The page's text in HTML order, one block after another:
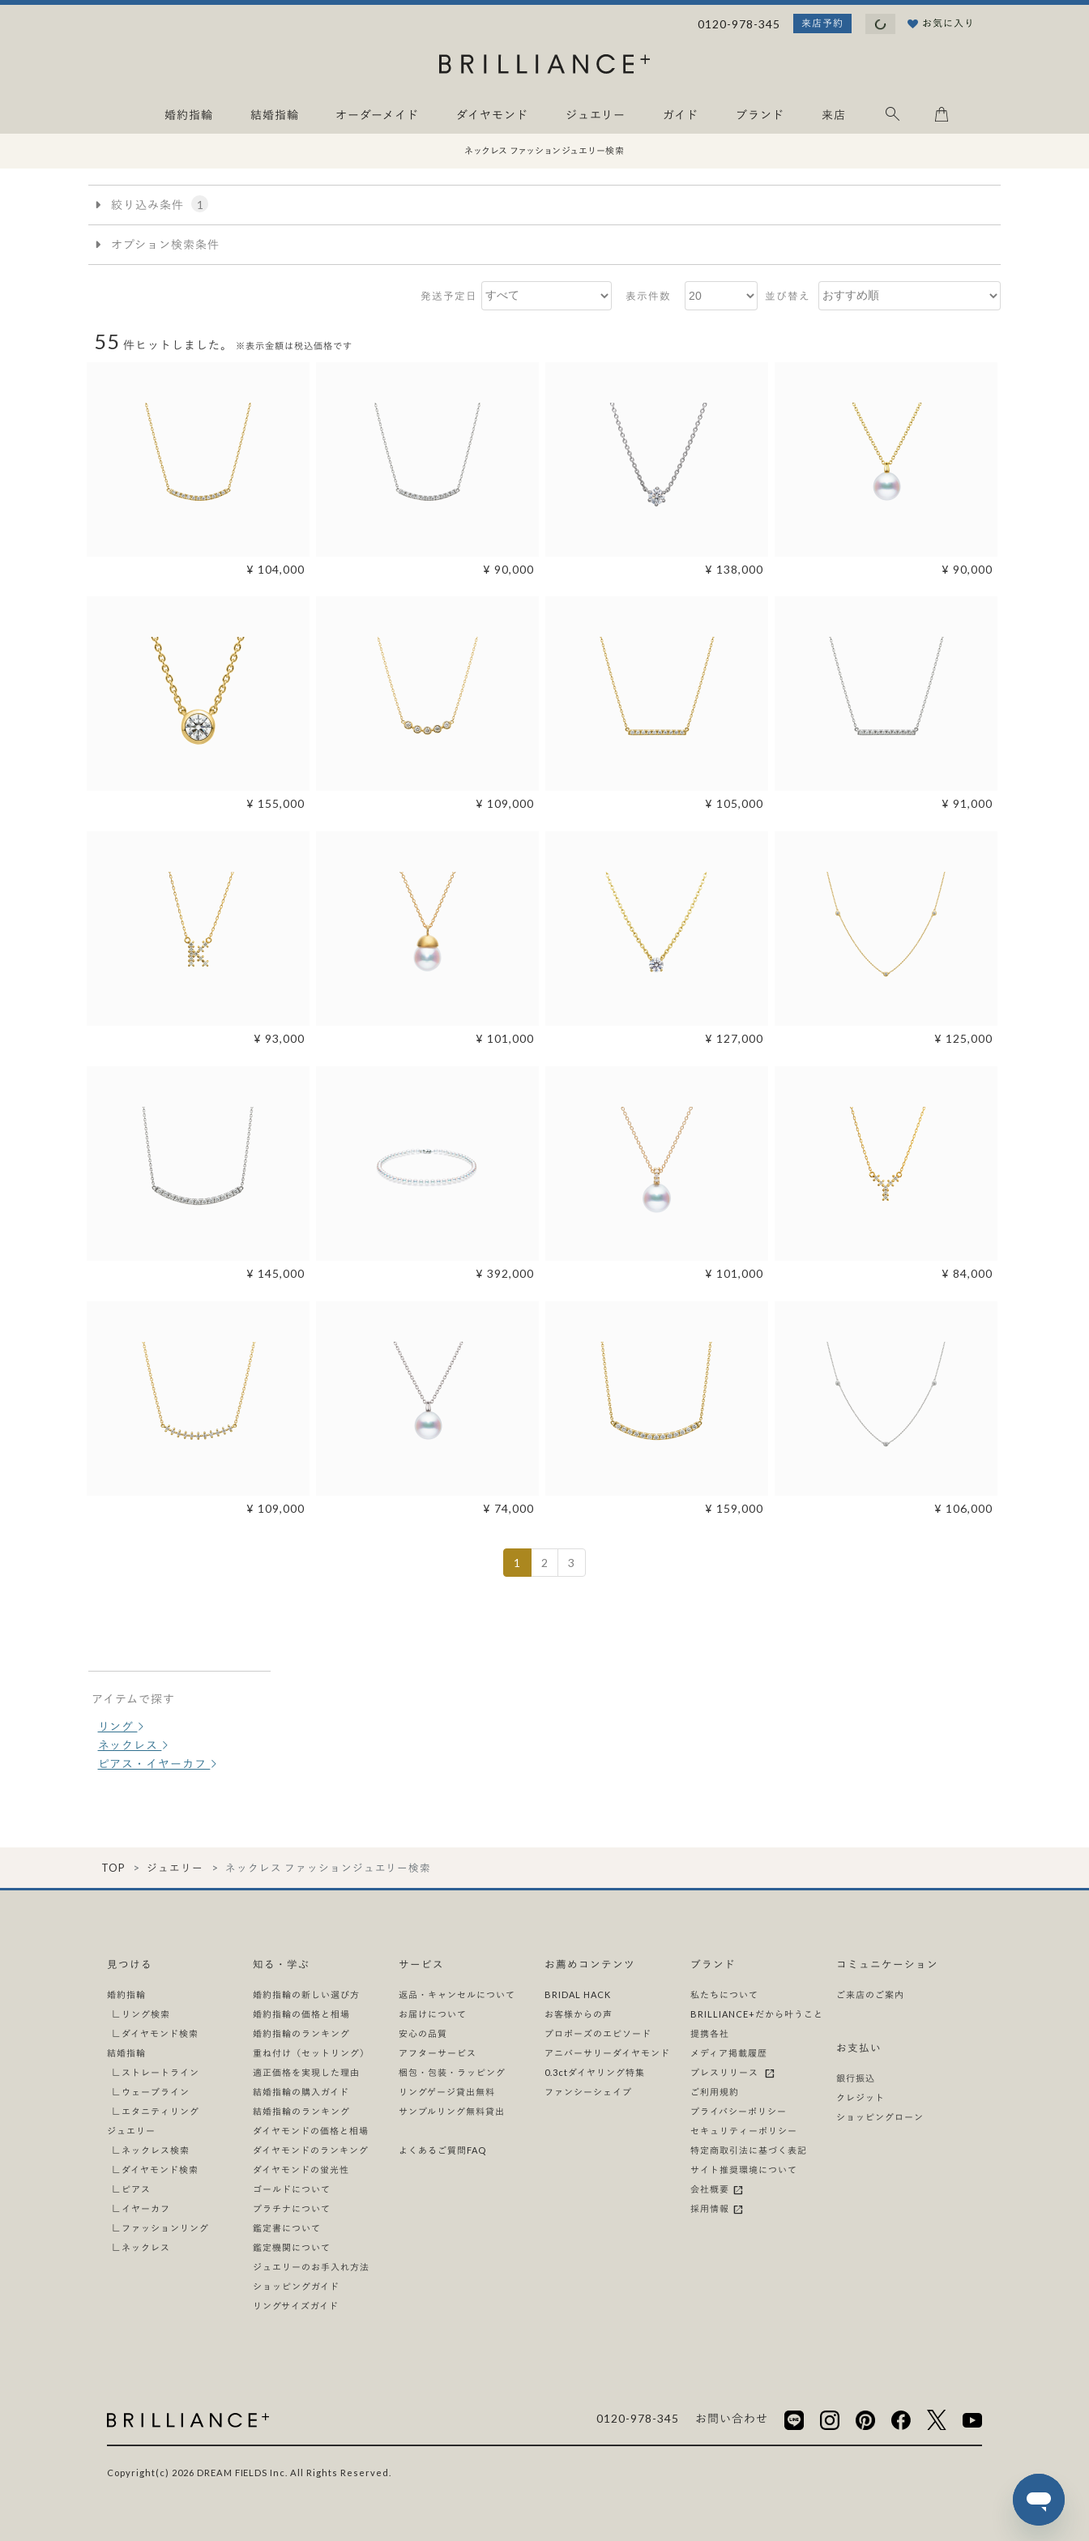
0120-978-345 来店予約 読み込み中...お気に入り
婚約指輪 結婚指輪 オーダーメイド ダイヤモンド ジュエリー ガイド ブランド 来店
ネックレス ファッションジュエリー検索
絞り込み条件 1
アイテムオプション検索条件
ピンキーリング ベビーリング エタニティ
ネックレススタイル
ピアススタイル
アメリカン
発送予定日 表示件数 並び替え
55 件ヒットしました。 ※表示金額は税込価格です
¥ 104,000 ¥ 90,000 ¥ 138,000 ¥ 90,000
¥ 155,000 ¥ 109,000 ¥ 105,000 ¥ 91,000
¥ 93,000 ¥ 101,000 ¥ 127,000 ¥ 125,000
¥ 145,000 ¥ 392,000 ¥ 101,000 ¥ 84,000
¥ 109,000 ¥ 74,000 ¥ 159,000 ¥ 106,000
1 2 3
アイテムで探す
リング
ネックレス
ピアス・イヤーカフ
TOP ジュエリー ネックレス ファッションジュエリー検索
見つける
婚約指輪
∟ リング検索
∟ ダイヤモンド検索
結婚指輪
∟ ストレートライン
∟ ウェーブライン
∟ エタニティリング
ジュエリー
∟ ネックレス検索
∟ ダイヤモンド検索
∟ ピアス
∟ イヤーカフ
∟ ファッションリング
∟ ネックレス
知る・学ぶ
婚約指輪の新しい選び方
婚約指輪の価格と相場
婚約指輪のランキング
重ね付け（セットリング）
適正価格を実現した理由
結婚指輪の購入ガイド
結婚指輪のランキング
ダイヤモンドの価格と相場
ダイヤモンドのランキング
ダイヤモンドの蛍光性
ゴールドについて
プラチナについて
鑑定書について
鑑定機関について
ジュエリーのお手入れ方法
ショッピングガイド
リングサイズガイド
サービス
返品・キャンセルについて
お届けについて
安心の品質
アフターサービス
梱包・包装・ラッピング
リングゲージ貸出無料
サンプルリング無料貸出
よくあるご質問FAQ
お薦めコンテンツ
BRIDAL HACK
お客様からの声
プロポーズのエピソード
アニバーサリーダイヤモンド
0.3ctダイヤリング特集
ファンシーシェイプ
ブランド
私たちについて
BRILLIANCE+だから叶うこと
提携各社
メディア掲載履歴
プレスリリース
ご利用規約
プライバシーポリシー
セキュリティーポリシー
特定商取引法に基づく表記
サイト推奨環境について
会社概要
採用情報
コミュニケーション
ご来店のご案内
お支払い
銀行振込
クレジット
ショッピングローン
0120-978-345 お問い合わせ
Copyright(c) 2026 DREAM FIELDS Inc. All Rights Reserved.